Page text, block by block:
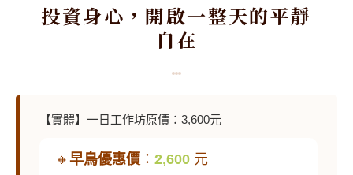
投資身心，開啟一整天的平靜
自在
【實體】一日工作坊原價：3,600元
🔸 早鳥優惠價 ： 2,600 元